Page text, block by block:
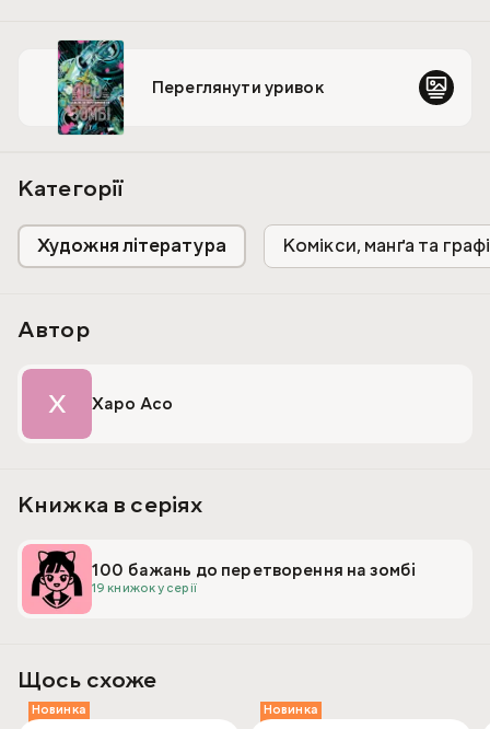
Можливо, у чудовому списку бажань знайдеться
пунктик, який допоможе все владнати?
Переглянути уривок
Категорії
Художня література Комікси, манґа та
Автор
Х Харо Асо
Книжка в серіях
100 бажань до перетворення на зомбі
19 книжок у серії
Щось схоже
Новинка
Новинка